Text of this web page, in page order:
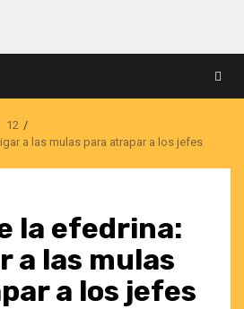
12
a las mulas para atrapar a los jefes
la efedrina:
a las mulas
a los jefes